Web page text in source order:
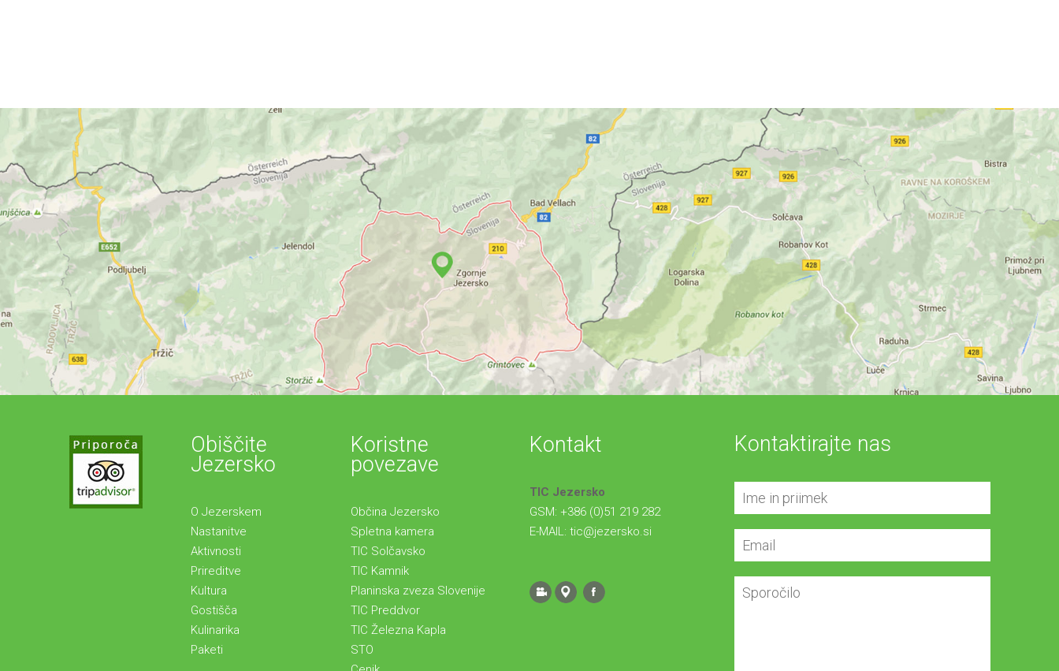
VSE NOVICE IN DOGODKI
Obiščite
Jezersko
O Jezerskem
Nastanitve
Aktivnosti
Prireditve
Kultura
Gostišča
Kulinarika
Paketi
Koristne
povezave
Občina Jezersko
Spletna kamera
TIC Solčavsko
TIC Kamnik
Planinska zveza Slovenije
TIC Preddvor
TIC Železna Kapla
STO
Kontakt
TIC Jezersko
GSM: +386 (0)51 219 282
E-MAIL: tic@jezersko.si
Kontaktirajte nas